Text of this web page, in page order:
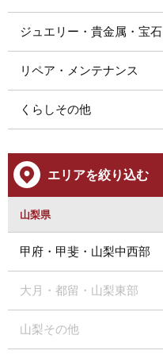
ジュエリー・貴金属・宝石
リペア・メンテナンス
くらしその他
エリアを絞り込む
山梨県
甲府・甲斐・山梨中西部
大月・都留・山梨東部
山梨その他